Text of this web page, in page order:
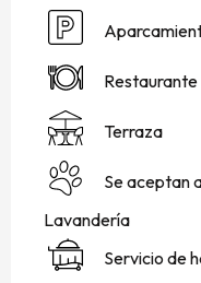
Restaurante
Terraza
Se aceptan
Lavandería
Servicio de